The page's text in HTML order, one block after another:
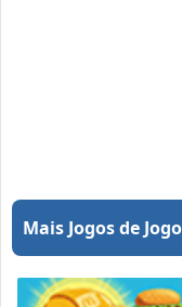
Mais Jogos de